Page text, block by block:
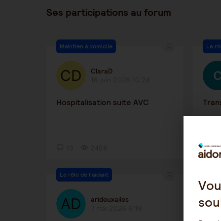
Ses participations au forum
Maintien à domicile
ClaraD
Hospitalisation suite AVC
Le
3
Le rôle de l'aidant
arideuxailes